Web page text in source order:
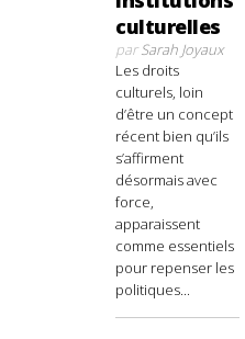
culturelles
parSarah Joyaux
Les droits
culturels, loin
d’être un concept
récent bien qu’ils
s’affirment
désormais avec
force,
apparaissent
comme essentiels
pour repenser les
politiques...